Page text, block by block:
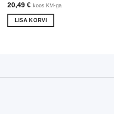
20,49 € koos KM-ga
LISA KORVI